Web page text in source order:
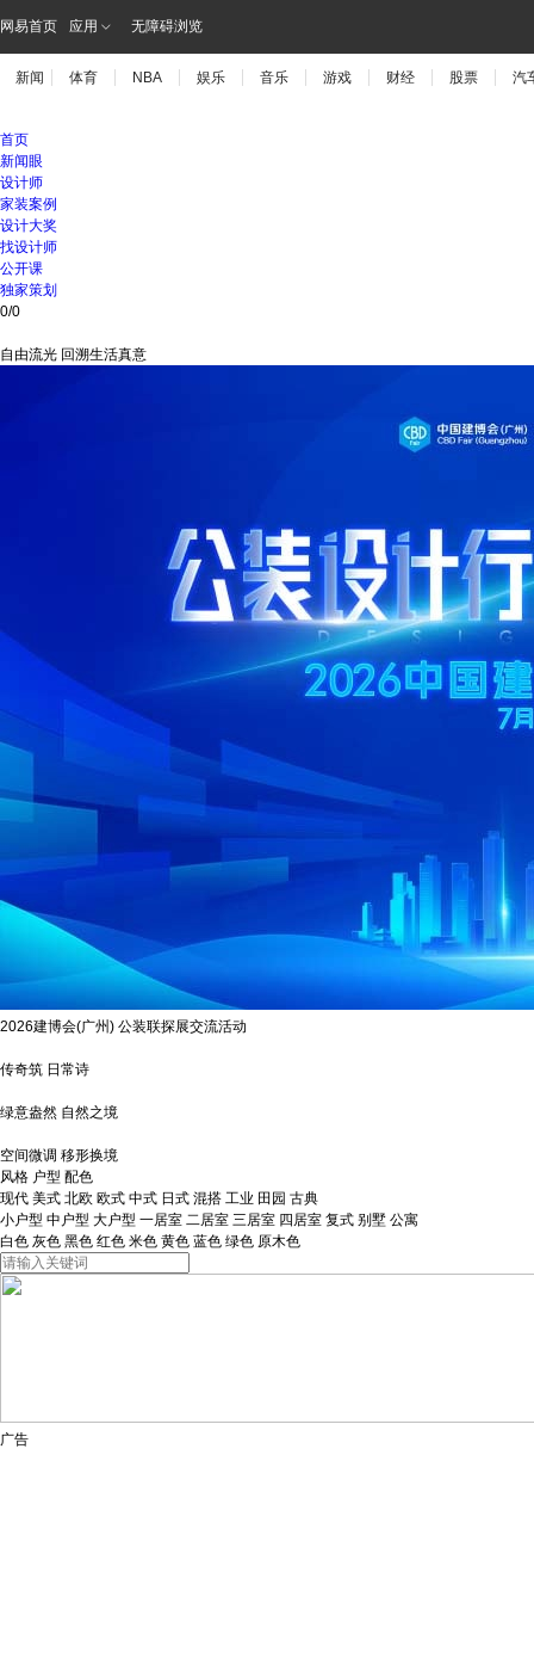
网易首页 应用 无障碍浏览
新闻 体育 NBA 娱乐 音乐 游戏 财经 股票 汽
首页
新闻眼
设计师
家装案例
设计大奖
找设计师
公开课
独家策划
0/0
自由流光 回溯生活真意
2026建博会(广州) 公装联探展交流活动
传奇筑 日常诗
绿意盎然 自然之境
空间微调 移形换境
风格 户型 配色
现代 美式 北欧 欧式 中式 日式 混搭 工业 田园 古典
小户型 中户型 大户型 一居室 二居室 三居室 四居室 复式 别墅 公寓
白色 灰色 黑色 红色 米色 黄色 蓝色 绿色 原木色
广告